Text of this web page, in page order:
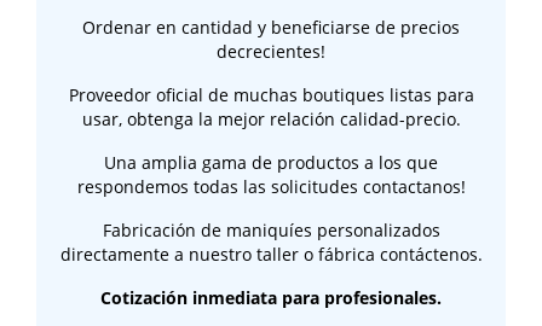
Ordenar en cantidad y beneficiarse de precios
decrecientes!
Proveedor oficial de muchas boutiques listas para
usar, obtenga la mejor relación calidad-precio.
Una amplia gama de productos a los que
respondemos todas las solicitudes contactanos!
Fabricación de maniquíes personalizados
directamente a nuestro taller o fábrica contáctenos.
Cotización inmediata para profesionales.